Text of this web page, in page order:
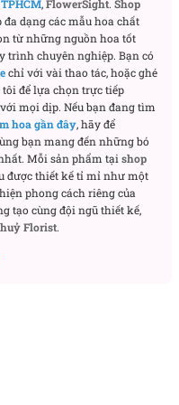
công lớn: Đây là món
nhận thành tựu của
công.
để chúc mừng một
sinh nhật tròn 30 tuổi.
thành lập công ty, 30
cột mốc quan trọng của
món quà mừng tốt
mong ước cho tương lai
,FlowerSight. Shop
dạng các mẫu hoa chất
từ những nguồn hoa tốt
trình chuyên nghiệp. Bạn có
chỉ với vài thao tác, hoặc ghé
tôi để lựa chọn trực tiếp
mọi dịp. Nếu bạn đang tìm
hoa gần đây, hãy để
bạn mang đến những bó
Mỗi sản phẩm tạishop
được thiết kế tỉ mỉ như một
phong cách riêng của
tạo cùng đội ngũ thiết kế,
Florist.